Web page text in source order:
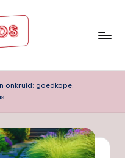
onkruid: goedkope,